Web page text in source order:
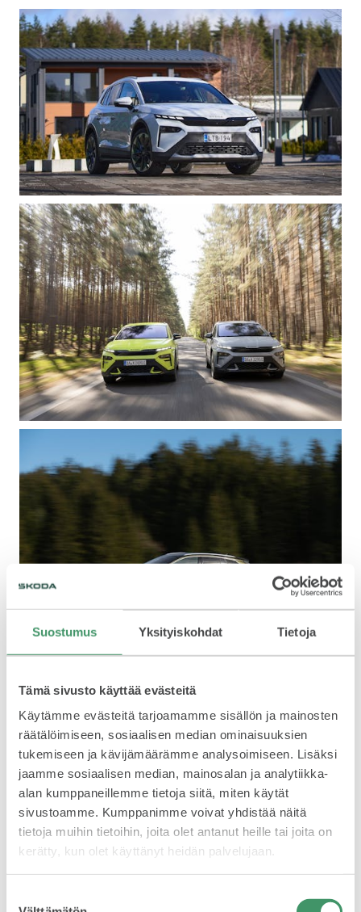
Suostumus Yksityiskohdat Tietoja
Tämä sivusto käyttää evästeitä
Käytämme evästeitä tarjoamamme sisällön ja mainosten
räätälöimiseen, sosiaalisen median ominaisuuksien
tukemiseen ja kävijämäärämme analysoimiseen. Lisäksi
jaamme sosiaalisen median, mainosalan ja analytiikka-
alan kumppaneillemme tietoja siitä, miten käytät
sivustoamme. Kumppanimme voivat yhdistää näitä
tietoja muihin tietoihin, joita olet antanut heille tai joita on
kerätty, kun olet käyttänyt heidän palvelujaan.
Isolla akulla pitkälle
Iso akku antaa lähtökohtaisesti enemmän toimintamatkaa
suuremman varauskapasiteettinsa vuoksi. Sekä Enyaqin
että Elroqin 85-malleissa on mallistojensa suurimmat akut.
Tämä tarkoittaa 77 kWh nettokapasiteettia – paitsi RS-
malleissa, joista löytyy 79 kWh:n nettokapasiteetti.
Kapasiteetin lisäksi on hyvä huomioida pikalatausaika 10
prosentista 80 prosenttiin. Se on kaikissa Enyaq- ja Elroq-